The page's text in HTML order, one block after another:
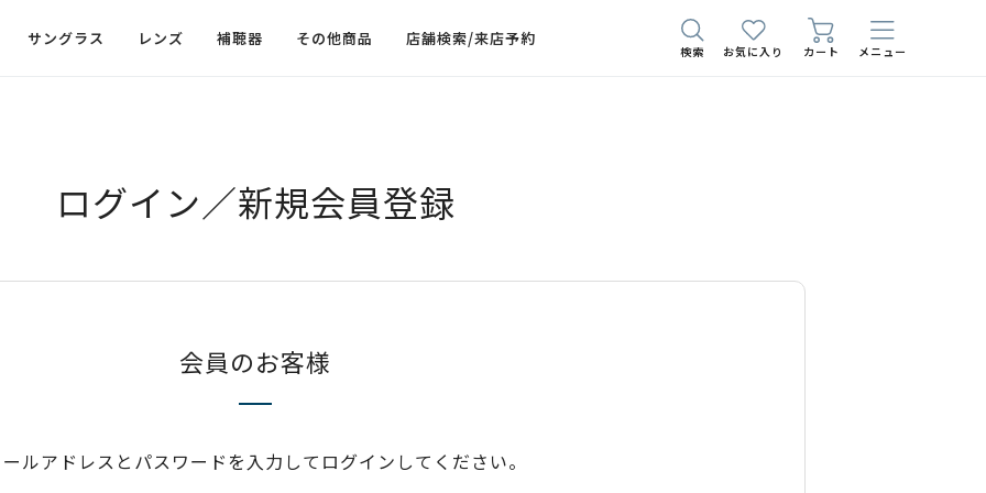
サングラス レンズ 補聴器 その他商品 店舗検索/来店予約
検索 お気に入り カート メニュー
ログイン／新規会員登録
会員のお客様
ルアドレスとパスワードを入力してログインしてください。